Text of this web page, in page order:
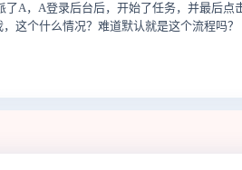
A，A登录后台后，开始了任务，并最后点
这个什么情况？难道默认就是这个流程吗？